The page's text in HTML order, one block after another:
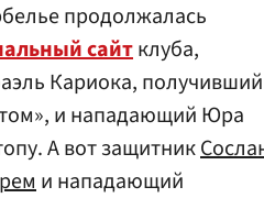
продолжалась
сайтклуба,
Кариока, получивший
и нападающий Юра
А вот защитник
и нападающий